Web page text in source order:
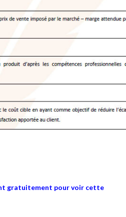
gratuitement pour voir cette